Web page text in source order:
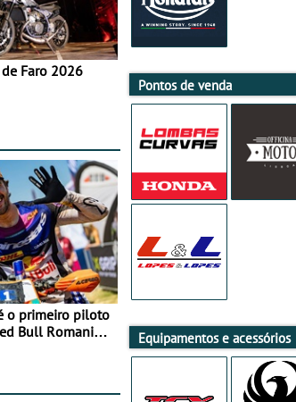
Faro 2026
o primeiro piloto
Bull Romaniacs
Pontos de venda
Equipamentos e acessórios